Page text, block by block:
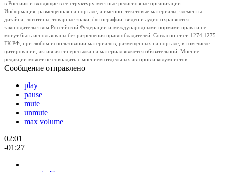
в России» и входящие в ее структуру местные религиозные организации.
Информация, размещенная на портале, а именно: текстовые материалы, элементы
дизайна, логотипы, товарные знаки, фотографии, видео и аудио охраняются
законодательством Российской Федерации и международными нормами права и не
могут быть использованы без разрешения правообладателей. Согласно ст.ст. 1274,1275
ГК РФ, при любом использовании материалов, размещенных на портале, в том числе
цитировании, активная гиперссылка на материал является обязательной. Мнение
редакции может не совпадать с мнением отдельных авторов и колумнистов.
Сообщение отправлено
play
pause
mute
unmute
max volume
02:01
-01:27